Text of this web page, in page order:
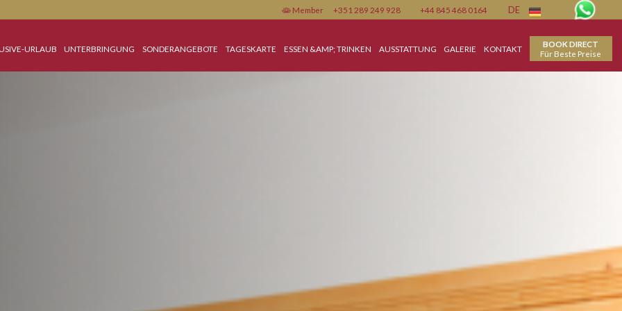
Member +351 289 249 928 +44 845 468 0164
INCLUSIVE-URLAUB UNTERBRINGUNG SONDERANGEBOTE TAGESKARTE ESSEN &AMP; TRINKEN AUSSTATTUNG GALERIE KONTAKT